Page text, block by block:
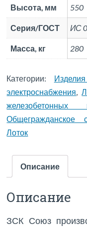
Высота, мм 550
Серия/ГОСТ ИС
Масса, кг 280
Категории:
электроснабжения,
Общегражданское
Лоток
Описание
Описание
ЗСК Союз